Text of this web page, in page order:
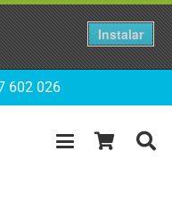
Instalar
602 026